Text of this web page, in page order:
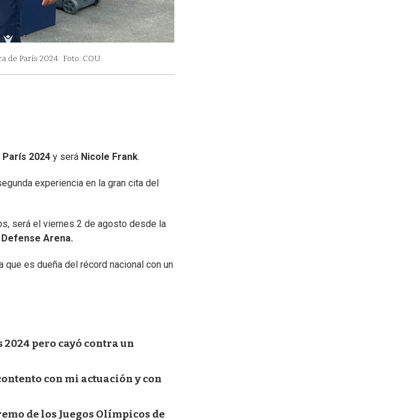
de París 2024. Foto: COU.
2024 y será Nicole Frank.
experiencia en la gran cita del
será el viernes 2 de agosto desde la
Defense Arena.
es dueña del récord nacional con un
pero cayó contra un
con mi actuación y con
de los Juegos Olímpicos de